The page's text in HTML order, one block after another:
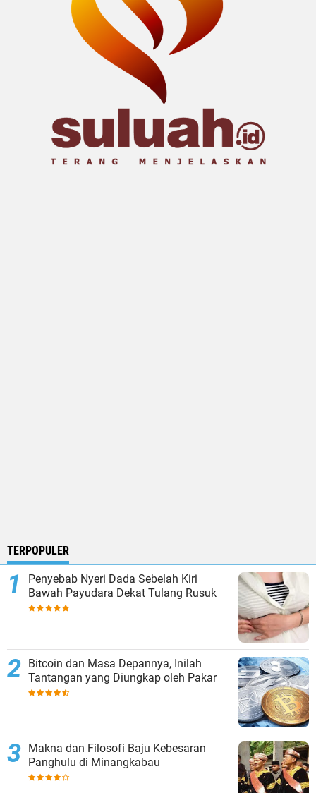
TERPOPULER
Penyebab Nyeri Dada Sebelah Kiri
Bawah Payudara Dekat Tulang Rusuk
Bitcoin dan Masa Depannya, Inilah
Tantangan yang Diungkap oleh Pakar
Makna dan Filosofi Baju Kebesaran
Panghulu di Minangkabau